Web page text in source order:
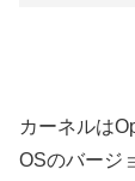
カーネルは
OSのバージ